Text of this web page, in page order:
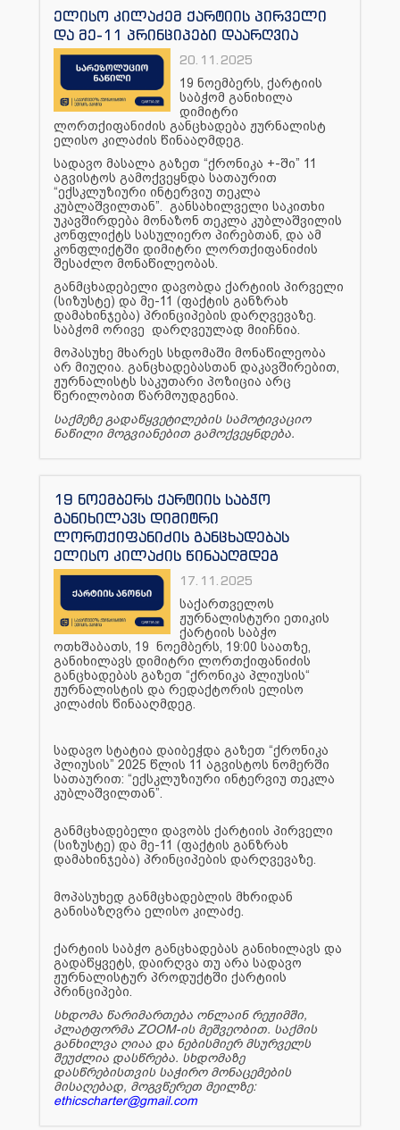
ელისო კილაძემ ქარტიის პირველი
და მე-11 პრინციპები დაარღვია
20.11.2025
19 ნოემბერს, ქარტიის
საბჭომ განიხილა
დიმიტრი
ლორთქიფანიძის განცხადება ჟურნალისტ
ელისო კილაძის წინააღმდეგ.
სადავო მასალა გაზეთ “ქრონიკა +-ში” 11
აგვისტოს გამოქვეყნდა სათაურით
“ექსკლუზიური ინტერვიუ თეკლა
კუბლაშვილთან”. განსახილველი საკითხი
უკავშირდება მონაზონ თეკლა კუბლაშვილის
კონფლიქტს სასულიერო პირებთან, და ამ
კონფლიქტში დიმიტრი ლორთქიფანიძის
შესაძლო მონაწილეობას.
განმცხადებელი დავობდა ქარტიის პირველი
(სიზუსტე) და მე-11 (ფაქტის განზრახ
დამახინჯება) პრინციპების დარღვევაზე.
საბჭომ ორივე დარღვეულად მიიჩნია.
მოპასუხე მხარეს სხდომაში მონაწილეობა
არ მიუღია. განცხადებასთან დაკავშირებით,
ჟურნალისტს საკუთარი პოზიცია არც
წერილობით წარმოუდგენია.
საქმეზე გადაწყვეტილების სამოტივაციო
ნაწილი მოგვიანებით გამოქვეყნდება.
19 ნოემბერს ქარტიის საბჭო
განიხილავს დიმიტრი
ლორთქიფანიძის განცხადებას
ელისო კილაძის წინააღმდეგ
17.11.2025
საქართველოს
ჟურნალისტური ეთიკის
ქარტიის საბჭო
ოთხშაბათს, 19 ნოემბერს, 19:00 საათზე,
განიხილავს დიმიტრი ლორთქიფანიძის
განცხადებას გაზეთ “ქრონიკა პლიუსის“
ჟურნალისტის და რედაქტორის ელისო
კილაძის წინააღმდეგ.
სადავო სტატია დაიბეჭდა გაზეთ “ქრონიკა
პლიუსის” 2025 წლის 11 აგვისტოს ნომერში
სათაურით: “ექსკლუზიური ინტერვიუ თეკლა
კუბლაშვილთან”.
განმცხადებელი დავობს ქარტიის პირველი
(სიზუსტე) და მე-11 (ფაქტის განზრახ
დამახინჯება) პრინციპების დარღვევაზე.
მოპასუხედ განმცხადებლის მხრიდან
განისაზღვრა ელისო კილაძე.
ქარტიის საბჭო განცხადებას განიხილავს და
გადაწყვეტს, დაირღვა თუ არა სადავო
ჟურნალისტურ პროდუქტში ქარტიის
პრინციპები.
სხდომა წარიმართება ონლაინ რეჟიმში,
პლატფორმა ZOOM-ის მეშვეობით. საქმის
განხილვა ღიაა და ნებისმიერ მსურველს
შეუძლია დასწრება. სხდომაზე
დასწრებისთვის საჭირო მონაცემების
მისაღებად, მოგვწერეთ მეილზე:
ethicscharter@gmail.com